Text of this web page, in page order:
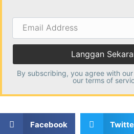
Email
Address
By subscribing, you agree with our
our terms of
Facebook